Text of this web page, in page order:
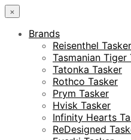
×
Brands
Reisenthel Tasker
Tasmanian Tiger
Tatonka Tasker
Rothco Tasker
Prym Tasker
Hvisk Tasker
Infinity Hearts
ReDesigned